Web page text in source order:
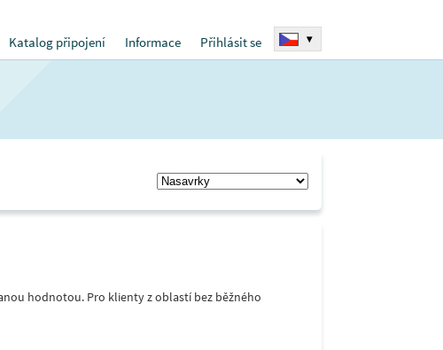
Katalog připojení Informace Přihlásit se ▾
hodnotou. Pro klienty z oblastí bez běžného